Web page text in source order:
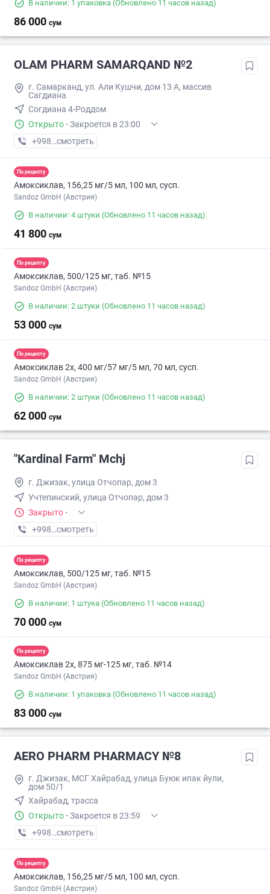
В наличии: 1 упаковка (Обновлено 11 часов назад)
86 000 сум
OLAM PHARM SAMARQAND №2
г. Самарканд, ул. Али Кушчи, дом 13 А, массив
Сагдиана
Согдиана 4-Роддом
Открыто · Закроется в 23:00
+998 (95) XXX-XX-XX
смотреть
По рецепту
Амоксиклав, 156,25 мг/5 мл, 100 мл, сусп.
Sandoz GmbH (Австрия)
В наличии: 4 штуки (Обновлено 11 часов назад)
41 800 сум
По рецепту
Амоксиклав, 500/125 мг, таб. №15
Sandoz GmbH (Австрия)
В наличии: 2 штуки (Обновлено 11 часов назад)
53 000 сум
По рецепту
Амоксиклав 2х, 400 мг/57 мг/5 мл, 70 мл, сусп.
Sandoz GmbH (Австрия)
В наличии: 2 штуки (Обновлено 11 часов назад)
62 000 сум
"Kardinal Farm" Mchj
г. Джизак, улица Отчопар, дом 3
Учтепинский, улица Отчопар, дом 3
Закрыто ·
+998 (99) XXX-XX-XX
смотреть
По рецепту
Амоксиклав, 500/125 мг, таб. №15
Sandoz GmbH (Австрия)
В наличии: 1 штука (Обновлено 11 часов назад)
70 000 сум
По рецепту
Амоксиклав 2х, 875 мг-125 мг, таб. №14
Sandoz GmbH (Австрия)
В наличии: 1 упаковка (Обновлено 11 часов назад)
83 000 сум
AERO PHARM PHARMACY №8
г. Джизак, МСГ Хайрабад, улица Буюк ипак йули,
дом 50/1
Хайрабад, трасса
Открыто · Закроется в 23:59
+998 (70) XXX-XX-XX
смотреть
По рецепту
Амоксиклав, 156,25 мг/5 мл, 100 мл, сусп.
Sandoz GmbH (Австрия)